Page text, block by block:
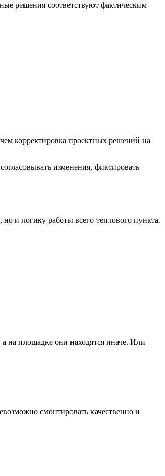
решения соответствуют фактическим
корректировка проектных решений на
изменения, фиксировать
и логику работы всего теплового пункта.
на площадке они находятся иначе. Или
смонтировать качественно и